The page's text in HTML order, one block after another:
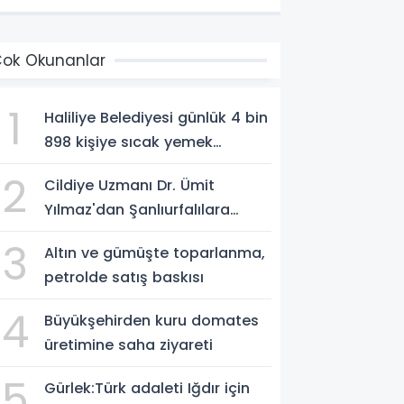
Okunanlar
1
Haliliye Belediyesi günlük 4 bin
898 kişiye sıcak yemek
2
Cildiye Uzmanı Dr. Ümit
Yılmaz'dan Şanlıurfalılara
Kış Koruyun"
3
Altın ve gümüşte toparlanma,
petrolde satış baskısı
4
Büyükşehirden kuru domates
üretimine saha ziyareti
Gürlek:Türk adaleti Iğdır için